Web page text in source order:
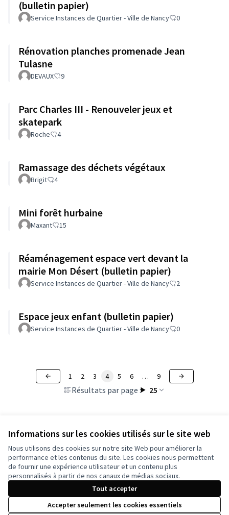
Informations sur les cookies utilisés sur le site web
Nous utilisons des cookies sur notre site Web pour améliorer la
performance et les contenus du site. Les cookies nous permettent
de fournir une expérience utilisateur et un contenu plus
personnalisés à partir de nos canaux de médias sociaux.
Tout accepter
Accepter seulement les cookies essentiels
(bulletin papier)
Service Instances de Quartier - Ville de Nancy 0
Rénovation planches promenade Jean
Tulasne
DEVAUX 9
Parc Charles III - Renouveler jeux et
skatepark
Roche 4
Ramassage des déchets végétaux
Brigit 4
Mini forêt hurbaine
Maxant 15
Réaménagement espace vert devant la
mairie Mon Désert (bulletin papier)
Service Instances de Quartier - Ville de Nancy 2
Espace jeux enfant (bulletin papier)
Service Instances de Quartier - Ville de Nancy 0
Résultats par page : 25
1 2 3 4 5 6 … 9
Voir toutes les propositions retirées
Conditions d'utilisation
Paramètres des cookies